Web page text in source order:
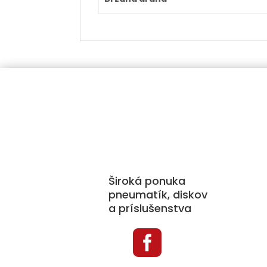
Široká ponuka
pneumatík, diskov
a príslušenstva
